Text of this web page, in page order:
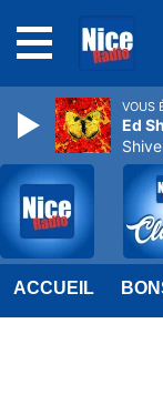
ACCUEIL
VOUS
Ed